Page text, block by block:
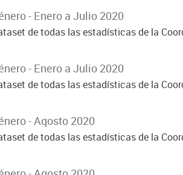
- Enero a Julio 2020
de todas las estadísticas de la
- Enero a Julio 2020
de todas las estadísticas de la
- Agosto 2020
de todas las estadísticas de la